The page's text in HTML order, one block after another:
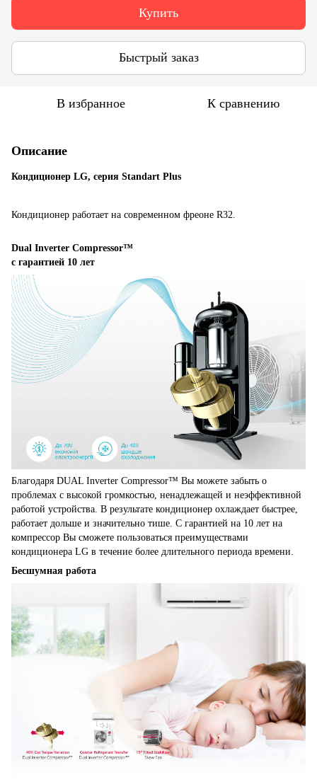
Купить
Быстрый заказ
В избранное К сравнению
Описание
Кондиционер LG, серия Standart Plus
Кондиционер работает на современном фреоне R32.
Dual Inverter Compressor™
с гарантией 10 лет
Благодаря DUAL Inverter Compressor™ Вы можете забыть о
проблемах с высокой громкостью, ненадлежащей и неэффективной
работой устройства. В результате кондиционер охлаждает быстрее,
работает дольше и значительно тише. С гарантией на 10 лет на
компрессор Вы сможете пользоваться преимуществами
кондиционера LG в течение более длительного периода времени.
Бесшумная работа